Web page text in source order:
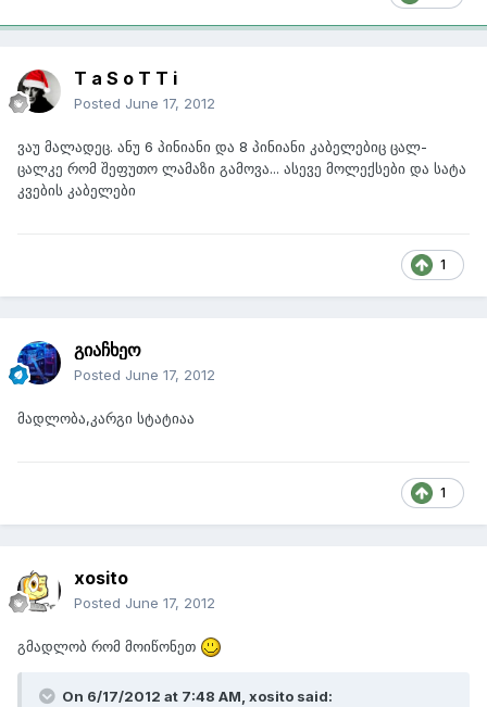
T a S o T T i
Posted June 17, 2012
ვაუ მალადეც. ანუ 6 პინიანი და 8 პინიანი კაბელებიც ცალ-
ცალკე რომ შეფუთო ლამაზი გამოვა... ასევე მოლექსები და სატა
კვების კაბელები
1
გიაჩხეო
Posted June 17, 2012
მადლობა,კარგი სტატიაა
1
xosito
Posted June 17, 2012
გმადლობ რომ მოიწონეთ
On 6/17/2012 at 7:48 AM, xosito said: